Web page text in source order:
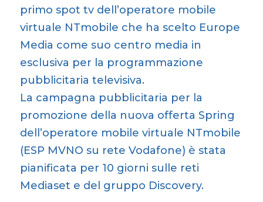
primo spot tv dell’operatore mobile
virtuale NTmobile che ha scelto Europe
Media come suo centro media in
esclusiva per la programmazione
pubblicitaria televisiva.
La campagna pubblicitaria per la
promozione della nuova offerta Spring
dell’operatore mobile virtuale NTmobile
(ESP MVNO su rete Vodafone) è stata
pianificata per 10 giorni sulle reti
Mediaset e del gruppo Discovery.